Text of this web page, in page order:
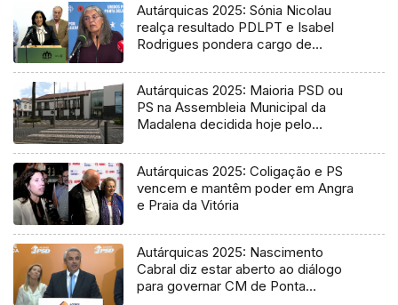
Autárquicas 2025: Sónia Nicolau
realça resultado PDLPT e Isabel
Rodrigues pondera cargo de
Autárquicas 2025: Maioria PSD ou
PS na Assembleia Municipal da
Madalena decidida hoje pelo
Autárquicas 2025: Coligação e PS
vencem e mantêm poder em Angra
e Praia da Vitória
Autárquicas 2025: Nascimento
Cabral diz estar aberto ao diálogo
para governar CM de Ponta